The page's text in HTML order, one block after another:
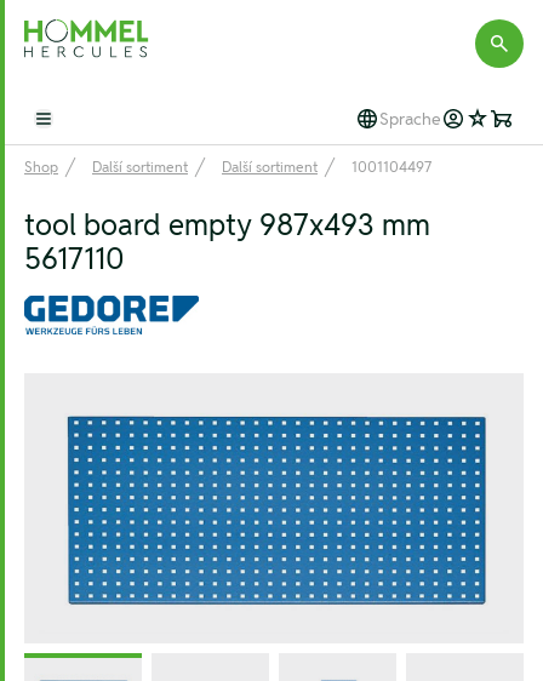
Hommel Hercules
Open main menu Sprache
Shop Další sortiment Další sortiment 1001104497
tool board empty 987x493 mm
5617110